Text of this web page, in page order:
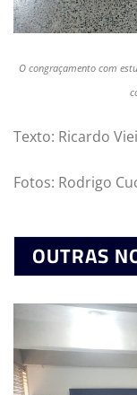
O congraçamento com
Texto: Ricardo
Fotos: Rodrigo
OUTRAS